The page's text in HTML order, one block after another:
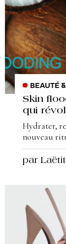
BEAUTÉ
Skin
qui
Hydrater,
nouveau
par